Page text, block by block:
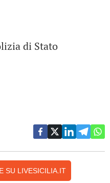
di Stato
SU LIVESICILIA.IT